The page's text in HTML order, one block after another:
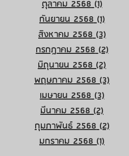
ตุลาคม 2568 (1)1 กระทู้
กันยายน 2568 (1)1 กระทู้
สิงหาคม 2568 (3)3 กระทู้
กรกฎาคม 2568 (2)2 กระทู้
มิถุนายน 2568 (2)
พฤษภาคม 2568 (3)
เมษายน 2568 (3)3 กระทู้
มีนาคม 2568 (2)
กุมภาพันธ์ 2568 (2)2 กระทู้
มกราคม 2568 (1)